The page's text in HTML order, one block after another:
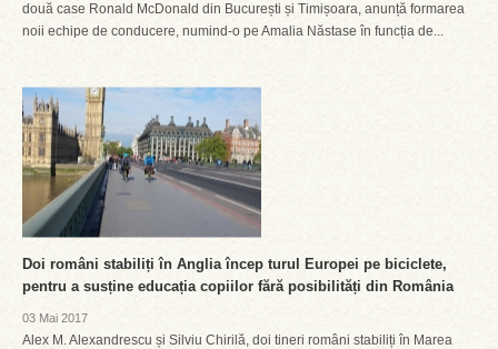
două case Ronald McDonald din București și Timișoara, anunță formarea
noii echipe de conducere, numind-o pe Amalia Năstase în funcția de...
Doi români stabiliți în Anglia încep turul Europei pe biciclete,
pentru a susține educația copiilor fără posibilități din România
03 Mai 2017
Alex M. Alexandrescu și Silviu Chirilă, doi tineri români stabiliți în Marea